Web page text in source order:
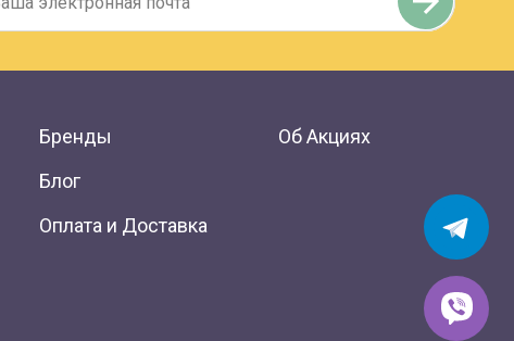
Бренды
Блог
Оплата и Доставка
Об Акциях